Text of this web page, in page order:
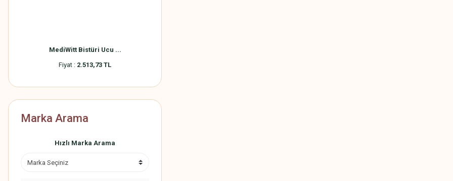
MediWitt Bistüri Ucu ...
Fiyat : 2.513,73 TL
Marka Arama
Hızlı Marka Arama